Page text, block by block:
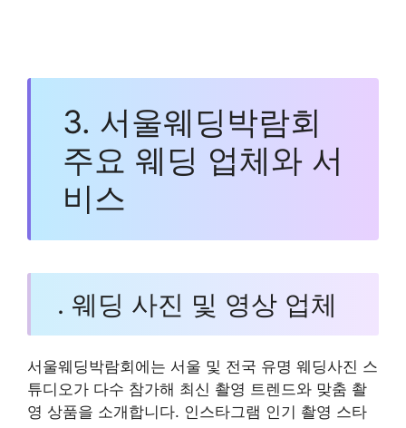
3. 서울웨딩박람회
주요 웨딩 업체와 서
비스
. 웨딩 사진 및 영상 업체
서울웨딩박람회에는 서울 및 전국 유명 웨딩사진 스
튜디오가 다수 참가해 최신 촬영 트렌드와 맞춤 촬
영 상품을 소개합니다. 인스타그램 인기 촬영 스타